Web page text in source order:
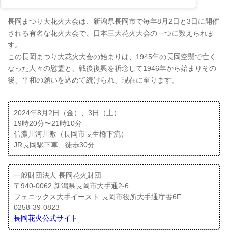
長岡まつり大花火大会は、新潟県長岡市で毎年8月2日と3日に開催
される有名な花火大会で、日本三大花火大会の一つに数えられま
す。
この長岡まつり大花火大会の始まりは、1945年の長岡空襲で亡く
なった人々の慰霊と、戦後復興を祈念して1946年から始まりその
後、平和の願いを込めて続けられ、現在に至ります。
2024年8月2日（金）、3日（土）
19時20分〜21時10分
信濃川河川敷（長岡市長生橋下流）
JR長岡駅下車、徒歩30分
一般財団法人 長岡花火財団
〒940-0062 新潟県長岡市大手通2-6
フェニックス大手イースト 長岡市役所大手通庁舎6F
0258-39-0823
長岡花火公式サイト